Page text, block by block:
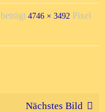
4746 × 3492 Pixel
Nächstes Bild